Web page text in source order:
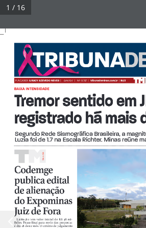
Pular
o
conteúdo
Tribuna Impressa
© 2026 Tribuna Impressa• Built
Segundo Rede Sismográfica Brasileira, a
Luzia foi de 1.7 na Escala Richter. Minas reúne
Tremor sentido em
registrado há mais
Codemge
publica edital
de alienação
do Expominas
Juiz de Fora
Di
A A DiA
BAIXA INTENSIDADE
Licitação  tem  valor  inicial  de  R$  38  mi-
lhões.  Prazo  final  para  envio  das  propostas
é dia 28 deste mês. O critério de julgamento
FUNDADOR JURACY AZEVEDO NEVES Ano XLV   |   Nº  9.747  | tribunademinas.com.br
  |
R$ 3
1 / 16